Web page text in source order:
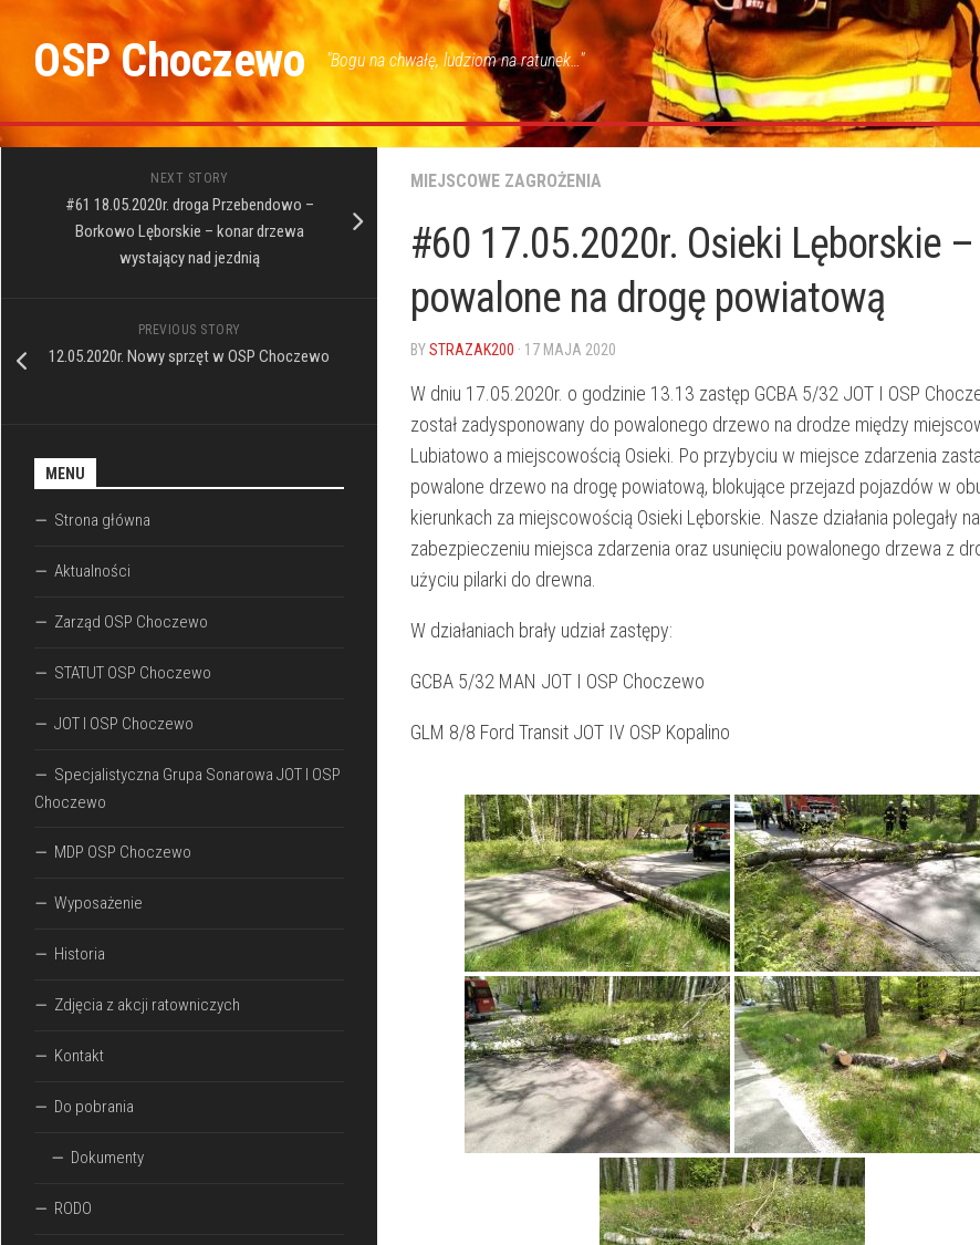
contentOSP Choczewo "Bogu na chwałę, ludziom na ratunek…"
MIEJSCOWE ZAGROŻENIA
#60 17.05.2020r. Osieki Lęborskie
powalone na drogę powiatową
BYSTRAZAK200 · 17 MAJA 2020
W dniu 17.05.2020r. o godzinie 13.13 zastęp GCBA 5/32 JOT I OSP
został zadysponowany do powalonego drzewo na drodze między
Lubiatowo a miejscowością Osieki. Po przybyciu w miejsce zdarzenia
powalone drzewo na drogę powiatową, blokujące przejazd pojazdów w
kierunkach za miejscowością Osieki Lęborskie. Nasze działania polegały na
zabezpieczeniu miejsca zdarzenia oraz usunięciu powalonego drzewa z
użyciu pilarki do drewna.
W działaniach brały udział zastępy:
GCBA 5/32 MAN JOT I OSP Choczewo
GLM 8/8 Ford Transit JOT IV OSP Kopalino
NEXT STORY
#61 18.05.2020r. droga Przebendowo –
Borkowo Lęborskie – konar drzewa
wystający nad jezdnią
PREVIOUS STORY
12.05.2020r. Nowy sprzęt w OSP Choczewo
MENU
Strona główna
Aktualności
Zarząd OSP Choczewo
STATUT OSP Choczewo
JOT I OSP Choczewo
Specjalistyczna Grupa Sonarowa JOT I OSP
Choczewo
MDP OSP Choczewo
Wyposażenie
Historia
Zdjęcia z akcji ratowniczych
Kontakt
Do pobrania
Dokumenty
RODO